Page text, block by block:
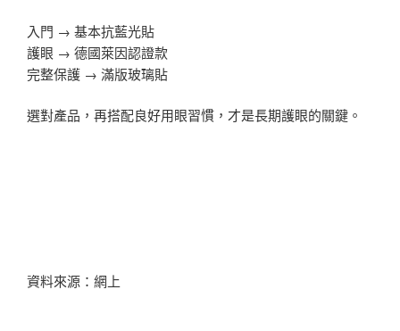
入門 → 基本抗藍光貼
護眼 → 德國萊因認證款
完整保護 → 滿版玻璃貼
選對產品，再搭配良好用眼習慣，才是長期護眼的關鍵。
資料來源：網上